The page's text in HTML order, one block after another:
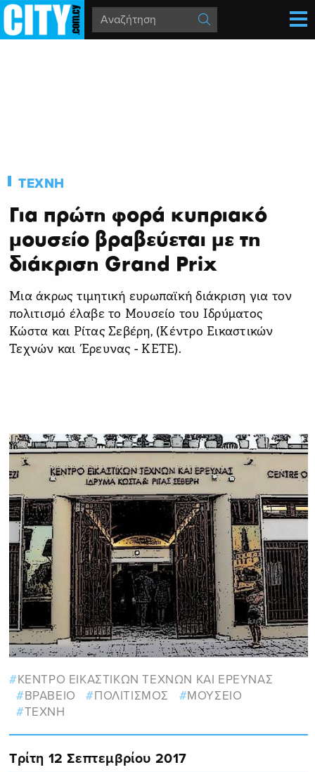
ΤΕΧΝΗ
Για πρώτη φορά κυπριακό
μουσείο βραβεύεται με τη
διάκριση Grand Prix
Μια άκρως τιμητική ευρωπαϊκή διάκριση για τον
πολιτισμό έλαβε το Μουσείο του Ιδρύματος
Κώστα και Ρίτας Σεβέρη, (Κέντρο Εικαστικών
Τεχνών και Έρευνας - ΚΕΤΕ).
ΚΕΝΤΡΟ ΕΙΚΑΣΤΙΚΩΝ ΤΕΧΝΩΝ ΚΑΙ ΕΡΕΥΝΑΣ
ΒΡΑΒΕΙΟ
ΠΟΛΙΤΙΣΜΟΣ
ΜΟΥΣΕΙΟ
ΤΕΧΝΗ
Τρίτη 12 Σεπτεμβρίου 2017